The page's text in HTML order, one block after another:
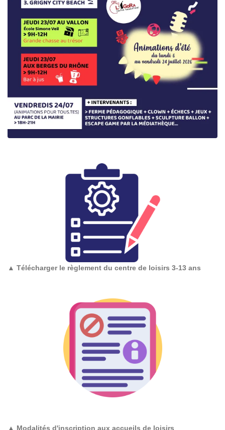
▲ Télécharger le règlement du centre de loisirs 3-13 ans
▲ Modalités d'inscription aux accueils de loisirs